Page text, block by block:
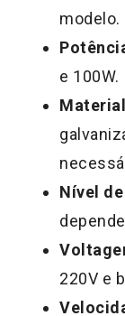
modelo.
e 100W.
Nível
220V e